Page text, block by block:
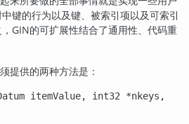
键的行为以及键、被索引项以及可索引
GIN的可扩展性结合了通用性、代码重
提供的两种方法是：
itemValue, int32 *nkeys,